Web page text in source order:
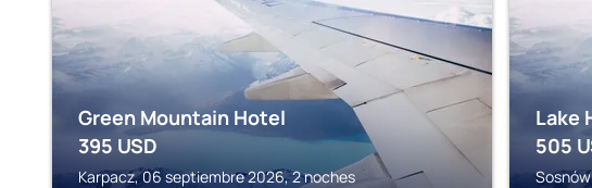
Green Mountain Hotel
395 USD
Karpacz, 06 septiembre 2026, 2 noches
Lake
505